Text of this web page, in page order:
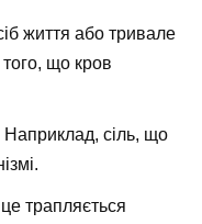
життя або тривале
що кров
Наприклад, сіль, що
трапляється